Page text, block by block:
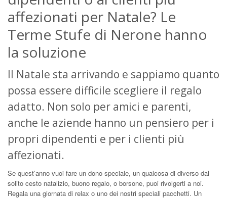
affezionati per Natale? Le
Terme Stufe di Nerone hanno
la soluzione
Il Natale sta arrivando e sappiamo quanto
possa essere difficile scegliere il regalo
adatto. Non solo per amici e parenti,
anche le aziende hanno un pensiero per i
propri dipendenti e per i clienti più
affezionati.
Se quest’anno vuoi fare un dono speciale, un qualcosa di diverso dal
solito cesto natalizio, buono regalo, o borsone, puoi rivolgerti a noi.
Regala una giornata di relax o uno dei nostri speciali pacchetti. Un